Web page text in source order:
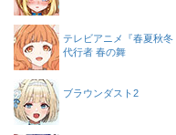
テレビアニメ『春夏秋冬
代行者 春の舞
ブラウンダスト2